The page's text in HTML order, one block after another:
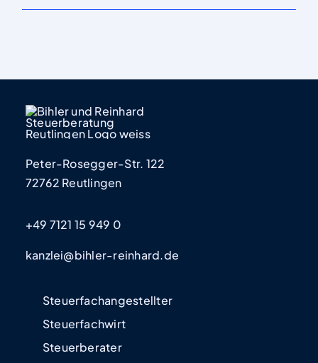
Peter-Rosegger-Str. 122
72762 Reutlingen
+49 7121 15 949 0
kanzlei@bihler-reinhard.de
Steuerfachangestellter
Steuerfachwirt
Steuerberater